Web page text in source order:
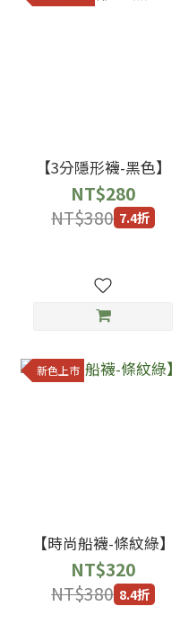
【3分隱形襪-黑色】
NT$280
NT$380 7.4折
新色上市
【時尚船襪-條紋綠】
NT$320
NT$380 8.4折